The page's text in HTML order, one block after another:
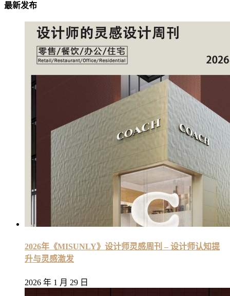
最新发布
2026年《MISUNLY》设计师灵感周刊 – 设计师认知提
升与灵感激发
2026 年 1 月 29 日